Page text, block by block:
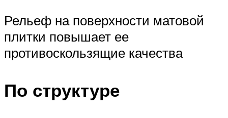
Рельеф на поверхности матовой
плитки повышает ее
противоскользящие качества
По структуре